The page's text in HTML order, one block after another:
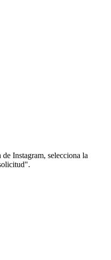
de Instagram, selecciona la